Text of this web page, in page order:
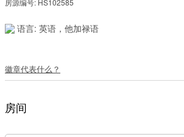
房源编号: HS102585
语言: 英语，他加禄语
徽章代表什么？
房间